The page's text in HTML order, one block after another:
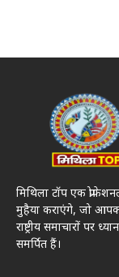
मिथिला टॉप एक
मुहैया कराएंगे, जो
राष्ट्रीय समाचारों पर
समर्पित हैं।